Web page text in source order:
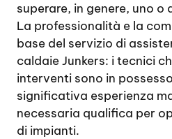
superare, in genere, uno o
La professionalità e la
base del servizio di
caldaie Junkers: i tecnici
interventi sono in
significativa esperienza
necessaria qualifica per
di impianti.